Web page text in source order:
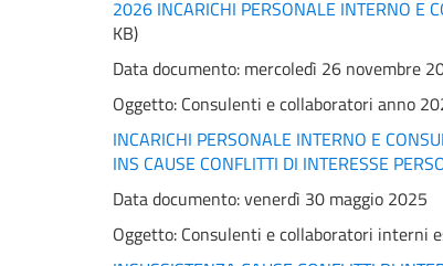
2026 INCARICHI PERSONALE INTERNO E
KB)
Data documento: mercoledì 26 novembre
Oggetto: Consulenti e collaboratori anno
INCARICHI PERSONALE INTERNO E
INS CAUSE CONFLITTI DI INTERESSE
Data documento: venerdì 30 maggio 2025
Oggetto: Consulenti e collaboratori interni